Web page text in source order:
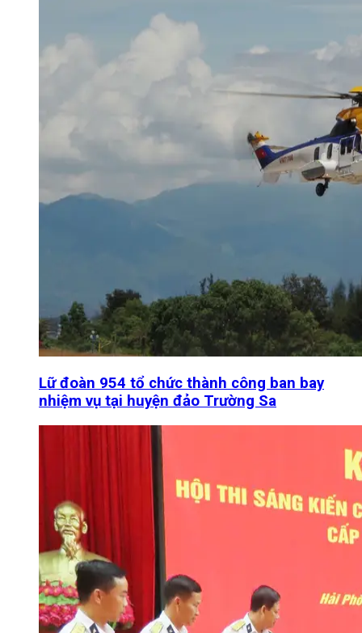
Lữ đoàn 954 tổ chức thành công ban bay
nhiệm vụ tại huyện đảo Trường Sa